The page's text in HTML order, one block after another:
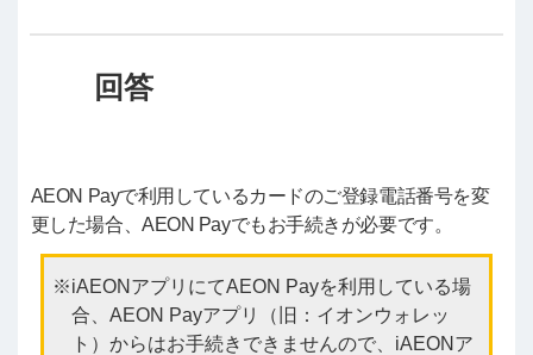
AEON Payで利用しているカードのご登録電話番号を変
更した場合、AEON Payでもお手続きが必要です。
iAEONアプリにてAEON Payを利用している場
合、AEON Payアプリ（旧：イオンウォレッ
ト）からはお手続きできませんので、iAEONア